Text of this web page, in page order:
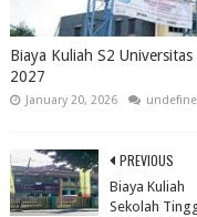
Biaya Kuliah S2
2027
January 20, 2026
PREVIOUS
Biaya Kuliah
Sekolah